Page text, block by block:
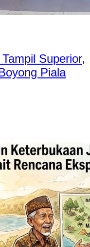
Superior,
Piala